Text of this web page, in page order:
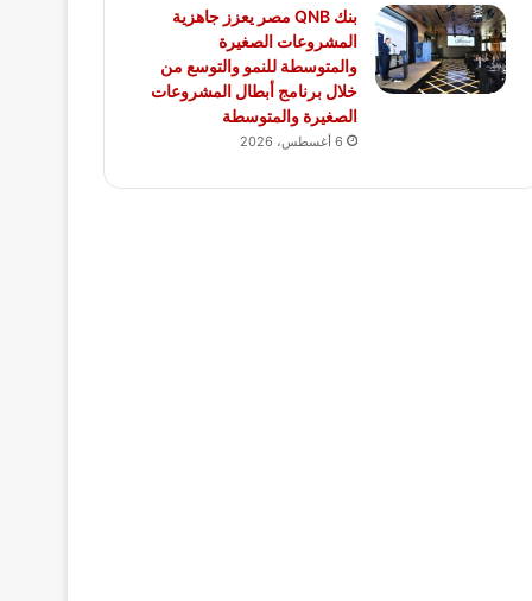
بنك QNB مصر يعزز جاهزية
المشروعات الصغيرة
والمتوسطة للنمو والتوسع من
خلال برنامج أبطال المشروعات
الصغيرة والمتوسطة
6 أغسطس، 2026